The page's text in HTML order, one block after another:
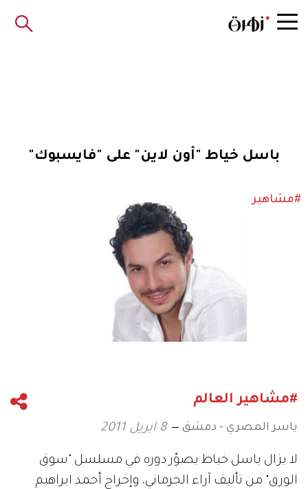
باسل خياط "أون لاين" على "فايسبوك"
#مشاهير
#مشاهير العالم
ياسر المصري - دمشق 8 ابريل 2011
لا يزال باسل خياط يصوّر دوره في مسلسل "سوق
الورق" من تأليف آراء الجرماني، وإخراج أحمد ابراهيم